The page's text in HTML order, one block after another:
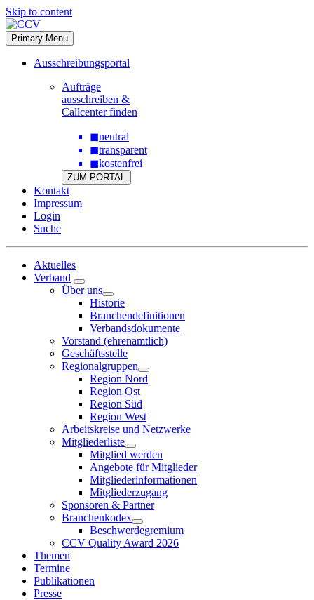
Skip to content
Primary Menu
Ausschreibungsportal
Aufträge
ausschreiben &
Callcenter finden
◼neutral
◼transparent
◼kostenfrei
ZUM PORTAL
Kontakt
Impressum
Login
Suche
Aktuelles
Verband
Über uns
Historie
Branchendefinitionen
Verbandsdokumente
Vorstand (ehrenamtlich)
Geschäftsstelle
Regionalgruppen
Region Nord
Region Ost
Region Süd
Region West
Arbeitskreise und Netzwerke
Mitgliederliste
Mitglied werden
Angebote für Mitglieder
Mitgliederinformationen
Mitgliederzugang
Sponsoren & Partner
Branchenkodex
Beschwerdegremium
CCV Quality Award 2026
Themen
Termine
Publikationen
Presse